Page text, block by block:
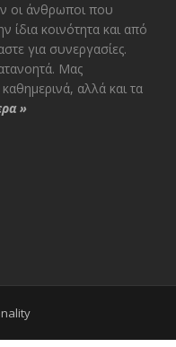
οι άνθρωποι που
ίδια κοινότητα και από
για συνεργασίες.
Μας
αλλά και τα
»